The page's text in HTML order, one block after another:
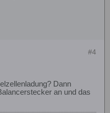
#4
Dann
an und das